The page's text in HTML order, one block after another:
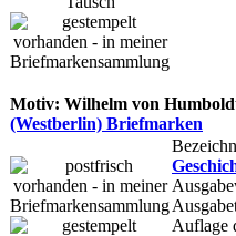
Motiv: Wilhelm von
(Westberlin) Briefmarken
Auflage